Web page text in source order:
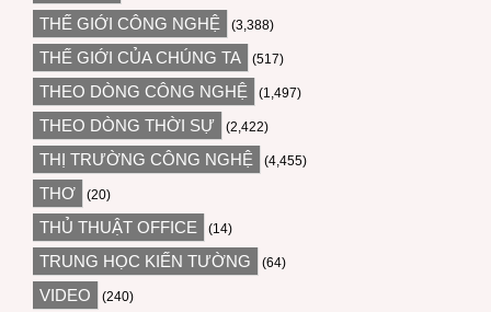
THẾ GIỚI CÔNG NGHỆ (3,388)
THẾ GIỚI CỦA CHÚNG TA (517)
THEO DÒNG CÔNG NGHỆ (1,497)
THEO DÒNG THỜI SỰ (2,422)
THỊ TRƯỜNG CÔNG NGHỆ (4,455)
THƠ (20)
THỦ THUẬT OFFICE (14)
TRUNG HỌC KIẾN TƯỜNG (64)
VIDEO (240)